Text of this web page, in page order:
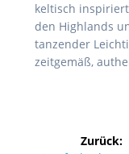
keltisch
den Highlands
tanzender
zeitgemäß,
Zurück: